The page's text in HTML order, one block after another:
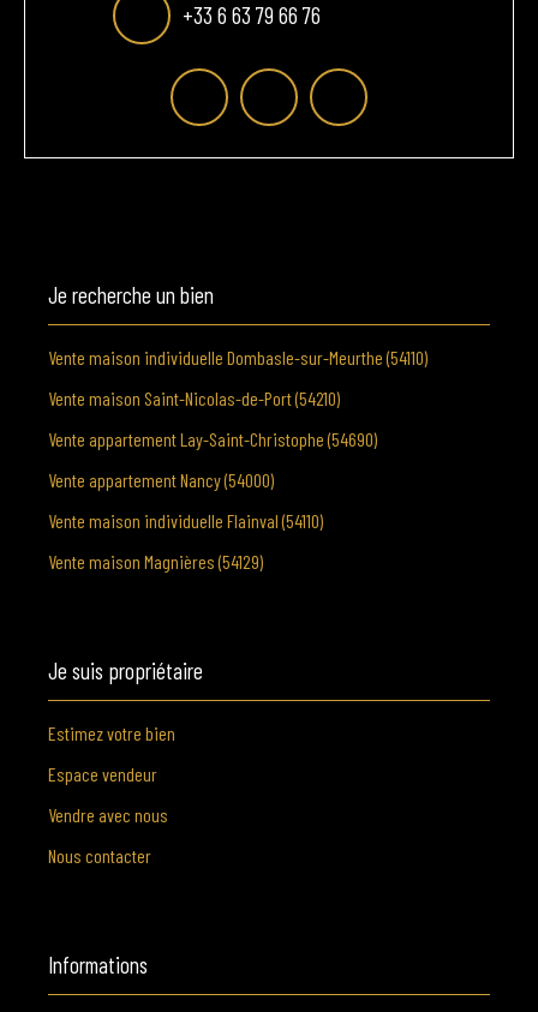
+33 6 63 79 66 76
Je recherche un bien
Vente maison individuelle Dombasle-sur-Meurthe (54110)
Vente maison Saint-Nicolas-de-Port (54210)
Vente appartement Lay-Saint-Christophe (54690)
Vente appartement Nancy (54000)
Vente maison individuelle Flainval (54110)
Vente maison Magnières (54129)
Je suis propriétaire
Estimez votre bien
Espace vendeur
Vendre avec nous
Nous contacter
Informations